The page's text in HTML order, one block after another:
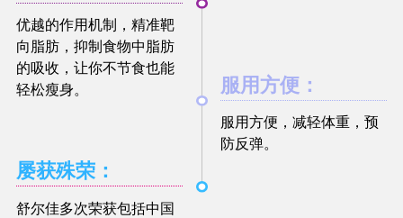
优越的作用机制，精准靶
向脂肪，抑制食物中脂肪
的吸收，让你不节食也能
轻松瘦身。
服用方便：
服用方便，减轻体重，预
防反弹。
屡获殊荣：
舒尔佳多次荣获包括中国